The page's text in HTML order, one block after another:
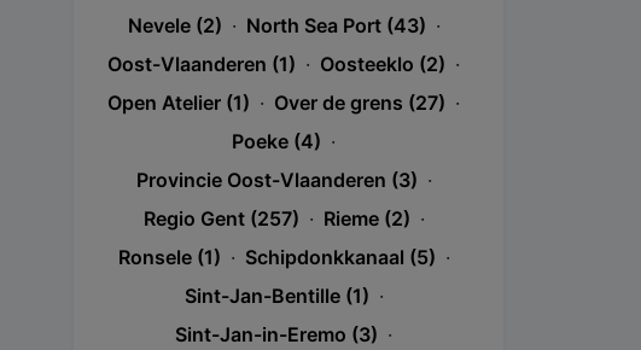
Nevele (2) · North Sea Port (43) ·
Oost-Vlaanderen (1) · Oosteeklo (2) ·
Open Atelier (1) · Over de grens (27) ·
Poeke (4) ·
Provincie Oost-Vlaanderen (3) ·
Regio Gent (257) · Rieme (2) ·
Ronsele (1) · Schipdonkkanaal (5) ·
Sint-Jan-Bentille (1) ·
Sint-Jan-in-Eremo (3) ·